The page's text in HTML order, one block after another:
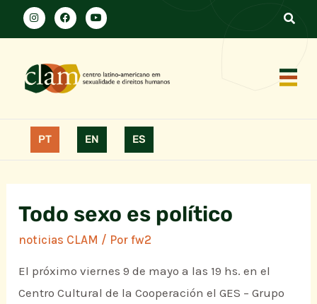
PT EN ES
Todo sexo es político
noticias CLAM / Porfw2
El próximo viernes 9 de mayo a las 19 hs. en el
Centro Cultural de la Cooperación el GES – Grupo